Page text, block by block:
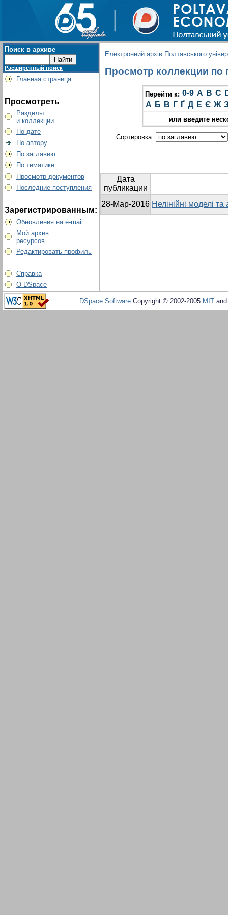
Поиск в архиве
Расширенный поиск
Главная страница
Просмотреть
Разделы
и коллекции
По дате
По автору
По заглавию
По тематике
Просмотр документов
Последние поступления
Зарегистрированным:
Обновления на e-mail
Мой архив
ресурсов
Редактировать профиль
Справка
О DSpace
Електронний архів Полтавського
Просмотр коллекции по
Перейти к: 0-9 A B C
А Б В Г Ґ Д Е Є Ж
или введите
Сортировка:
Дата
публикации
28-Мар-2016 Нелінійні моделі
DSpace Software Copyright © 2002-2005 MIT